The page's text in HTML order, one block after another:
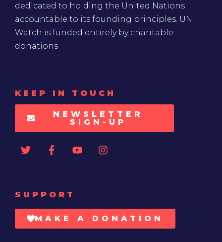
dedicated to holding the United Nations
accountable to its founding principles. UN
Watch is funded entirely by charitable
donations
KEEP IN TOUCH
NEWSLETTER
SIGN-UP
SUPPORT
MAKE A DONATION